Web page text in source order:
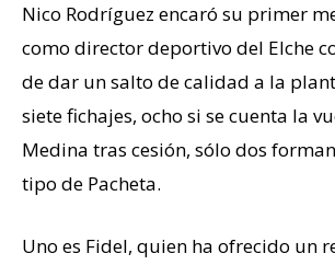
Nico Rodríguez encaró su primer
como director deportivo del Elche
de dar un salto de calidad a la
siete fichajes, ocho si se cuenta la
Medina tras cesión, sólo dos
tipo de Pacheta.
Uno es Fidel, quien ha ofrecido un